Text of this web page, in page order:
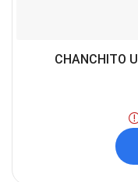
CHANCHITO